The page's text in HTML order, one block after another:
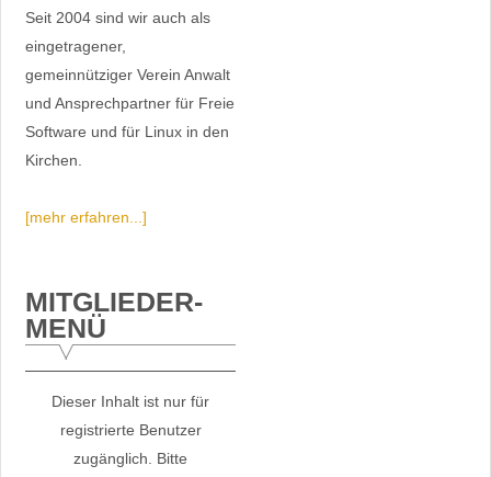
Seit 2004 sind wir auch als
eingetragener,
gemeinnütziger Verein Anwalt
und Ansprechpartner für Freie
Software und für Linux in den
Kirchen.
[mehr erfahren...]
MITGLIEDER-
MENÜ
Dieser Inhalt ist nur für
registrierte Benutzer
zugänglich. Bitte